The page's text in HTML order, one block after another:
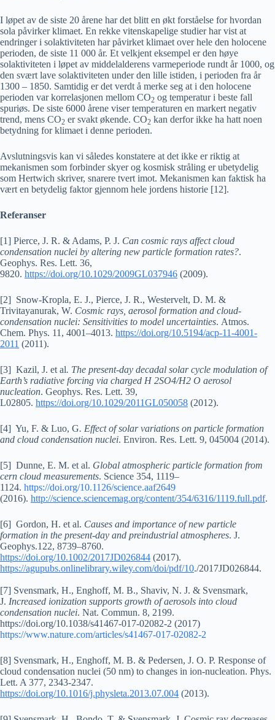
I løpet av de siste 20 årene har det blitt en økt forståelse for hvordan
sola påvirker klimaet. En rekke vitenskapelige studier har vist at
endringer i solaktiviteten har påvirket klimaet over hele den holocene
perioden, de siste 11 000 år. Et velkjent eksempel er den høye
solaktiviteten i løpet av middelalderens varmeperiode rundt år 1000, og
den svært lave solaktiviteten under den lille istiden, i perioden fra år
1300 – 1850. Samtidig er det verdt å merke seg at i den holocene
perioden var korrelasjonen mellom CO2 og temperatur i beste fall
spuriøs. De siste 6000 årene viser temperaturen en markert negativ
trend, mens CO2 er svakt økende. CO2 kan derfor ikke ha hatt noen
betydning for klimaet i denne perioden.
Avslutningsvis kan vi således konstatere at det ikke er riktig at
mekanismen som forbinder skyer og kosmisk stråling er ubetydelig
som Hertwich skriver, snarere tvert imot. Mekanismen kan faktisk ha
vært en betydelig faktor gjennom hele jordens historie [12].
Referanser
[1] Pierce, J. R. & Adams, P. J. Can cosmic rays affect cloud
condensation nuclei by altering new particle formation rates?.
Geophys. Res. Lett. 36,
9820. https://doi.org/10.1029/2009GL037946 (2009).
[2] Snow-Kropla, E. J., Pierce, J. R., Westervelt, D. M. &
Trivitayanurak, W. Cosmic rays, aerosol formation and cloud-
condensation nuclei: Sensitivities to model uncertainties. Atmos.
Chem. Phys. 11, 4001–4013. https://doi.org/10.5194/acp-11-4001-
2011 (2011).
[3] Kazil, J. et al. The present-day decadal solar cycle modulation of
Earth’s radiative forcing via charged H 2SO4/H2 O aerosol
nucleation. Geophys. Res. Lett. 39,
L02805. https://doi.org/10.1029/2011GL050058 (2012).
[4] Yu, F. & Luo, G. Effect of solar variations on particle formation
and cloud condensation nuclei. Environ. Res. Lett. 9, 045004 (2014).
[5] Dunne, E. M. et al. Global atmospheric particle formation from
cern cloud measurements. Science 354, 1119–
1124. https://doi.org/10.1126/science.aaf2649
(2016). http://science.sciencemag.org/content/354/6316/1119.full.pdf.
[6] Gordon, H. et al. Causes and importance of new particle
formation in the present-day and preindustrial atmospheres. J.
Geophys.122, 8739–8760.
https://doi.org/10.1002/2017JD026844 (2017).
https://agupubs.onlinelibrary.wiley.com/doi/pdf/10./2017JD026844.
[7] Svensmark, H., Enghoff, M. B., Shaviv, N. J. & Svensmark,
J. Increased ionization supports growth of aerosols into cloud
condensation nuclei. Nat. Commun. 8, 2199.
https://doi.org/10.1038/s41467-017-02082-2 (2017)
https://www.nature.com/articles/s41467-017-02082-2
[8] Svensmark, H., Enghoff, M. B. & Pedersen, J. O. P. Response of
cloud condensation nuclei (50 nm) to changes in ion-nucleation. Phys.
Lett. A 377, 2343-2347.
https://doi.org/10.1016/j.physleta.2013.07.004 (2013).